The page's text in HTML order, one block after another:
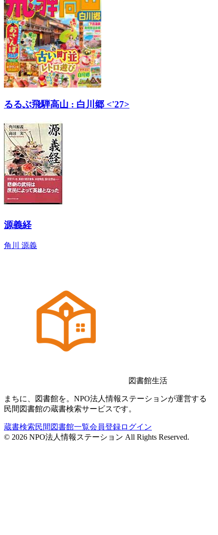
るるぶ飛騨高山 : 白川郷 <'27>
源義経
角川 源義
図書館生活
まちに、図書館を。NPO法人情報ステーションが運営する
民間図書館の蔵書検索サービスです。
蔵書検索民間図書館一覧会員登録ログイン
© 2026 NPO法人情報ステーション All Rights Reserved.